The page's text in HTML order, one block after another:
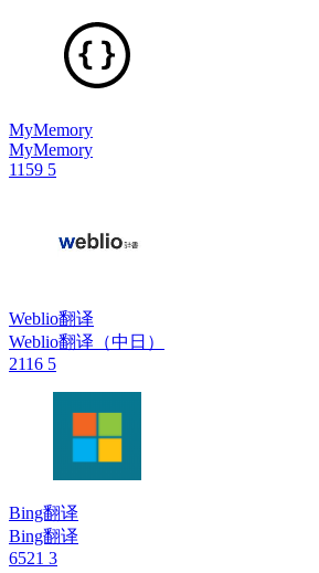
MyMemory
MyMemory
1159 5
Weblio翻译
Weblio翻译（中日）
2116 5
Bing翻译
Bing翻译
6521 3